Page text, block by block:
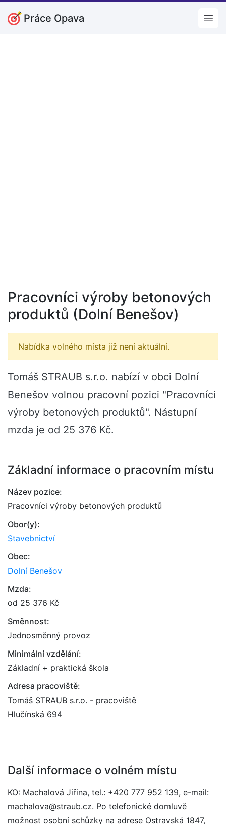
Práce Opava
Pracovníci výroby betonových
produktů (Dolní Benešov)
Nabídka volného místa již není aktuální.
Tomáš STRAUB s.r.o. nabízí v obci Dolní
Benešov volnou pracovní pozici "Pracovníci
výroby betonových produktů". Nástupní
mzda je od 25 376 Kč.
Základní informace o pracovním místu
Název pozice:
Pracovníci výroby betonových produktů
Obor(y):
Stavebnictví
Obec:
Dolní Benešov
Mzda:
od 25 376 Kč
Směnnost:
Jednosměnný provoz
Minimální vzdělání:
Základní + praktická škola
Adresa pracoviště:
Tomáš STRAUB s.r.o. - pracoviště
Hlučínská 694
Další informace o volném místu
KO: Machalová Jiřina, tel.: +420 777 952 139, e-mail:
machalova@straub.cz. Po telefonické domluvě
možnost osobní schůzky na adrese Ostravská 1847,